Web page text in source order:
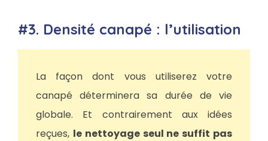
#3. Densité canapé : l’utilisation
La façon dont vous utiliserez votre
canapé déterminera sa durée de vie
globale. Et contrairement aux idées
reçues, le nettoyage seul ne suffit pas